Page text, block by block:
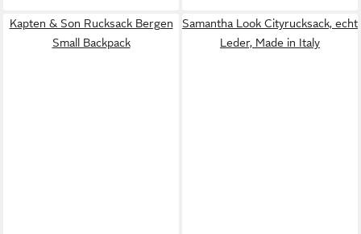
Kapten & Son Rucksack Bergen
Small Backpack
Samantha Look Cityrucksack, echt
Leder, Made in Italy